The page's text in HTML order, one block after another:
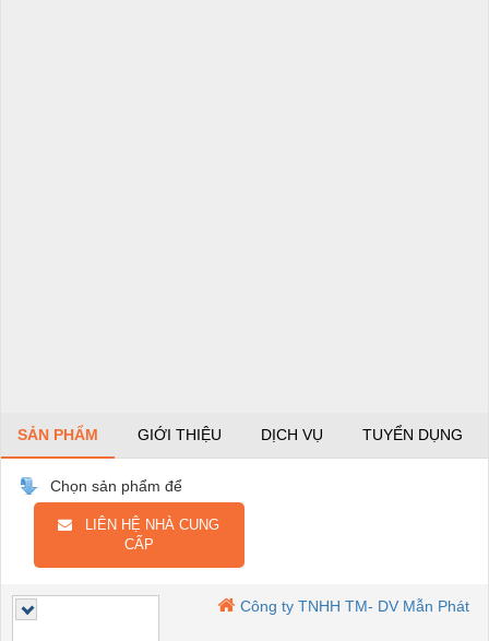
SẢN PHẨM GIỚI THIỆU DỊCH VỤ TUYỂN DỤNG
Chọn sản phẩm để
LIÊN HỆ NHÀ CUNG
CẤP
Công ty TNHH TM- DV Mẫn Phát